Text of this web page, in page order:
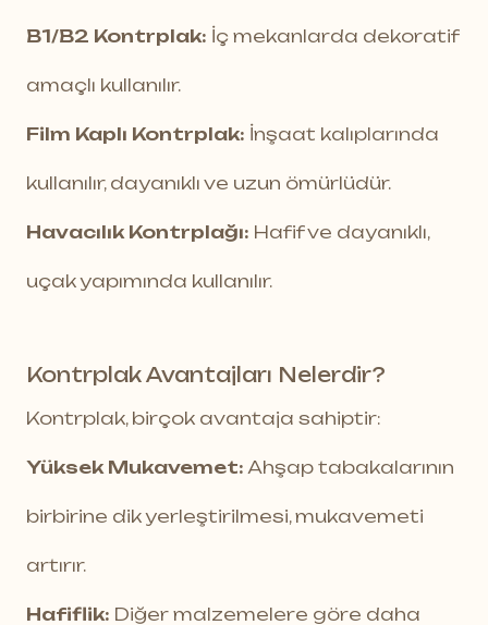
B1/B2 Kontrplak: İç mekanlarda dekoratif
amaçlı kullanılır.
Film Kaplı Kontrplak: İnşaat kalıplarında
kullanılır, dayanıklı ve uzun ömürlüdür.
Havacılık Kontrplağı: Hafif ve dayanıklı,
uçak yapımında kullanılır.
Kontrplak Avantajları Nelerdir?
Kontrplak, birçok avantaja sahiptir:
Yüksek Mukavemet: Ahşap tabakalarının
birbirine dik yerleştirilmesi, mukavemeti
artırır.
Hafiflik: Diğer malzemelere göre daha